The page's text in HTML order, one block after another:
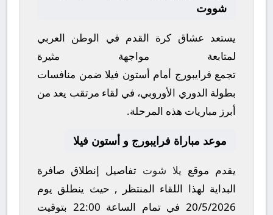
شووت
يستعد عشاق كرة القدم في الوطن العربي
لمتابعة مواجهة مثيرة
تجمع فرايبورج أمام أستون فيلا ضمن منافسات
بطولة الدوري الأوروبي، في لقاء مرتقب يعد من
أبرز مباريات هذه المرحلة.
موعد مباراة فرايبورج و أستون فيلا
يقدم موقع يلا شوت تفاصيل إنطلاق صافرة
البداية لهذا اللقاء المنتظر , حيث ينطلق يوم
20/5/2026في تمام الساعة 22:00 بتوقيت